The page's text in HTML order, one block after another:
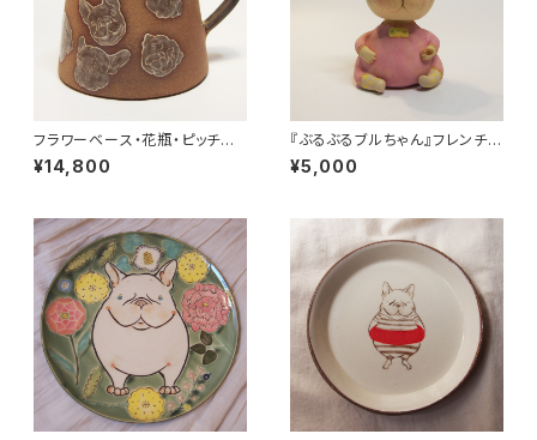
フラワーベース・花瓶・ピッチャ
ー・ポット 象嵌 フレンチブル
ドッグ・パグ・ブルドッグ
¥14,800
『ぶるぶるブルちゃん』フレンチブ
ルドッグ置物
¥5,000